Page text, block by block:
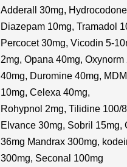
Adderall 30mg,
Diazepam 10mg, Tramadol
Percocet 30mg, Vicodin 5-
2mg, Opana 40mg,
40mg, Duromine 40mg,
10mg, Celexa 40mg,
Rohypnol 2mg, Tilidine 100/
Elvance 30mg, Sobril 15mg,
36mg Mandrax 300mg,
300mg, Seconal 100mg